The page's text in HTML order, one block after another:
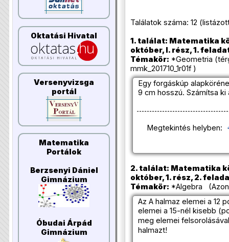
Oktatási Hivatal
Versenyvizsga
portál
Matematika
Portálok
Berzsenyi Dániel
Gimnázium
Óbudai Árpád
Gimnázium
Találatok száma: 12
1. találat: Matematika
október, I. rész, 1.
Témakör: *Geometria
mmk_201710_1r01f )
Egy forgáskúp
9 cm hosszú. Számítsa
Megtekintés helyben:
2. találat: Matematika
október, 1. rész, 2.
Témakör: *Algebra
Az A halmaz elemei a 12
elemei a 15-nél kisebb
meg elemei
halmazt!